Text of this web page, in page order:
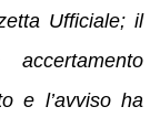
Ufficiale; il
e l’avviso ha